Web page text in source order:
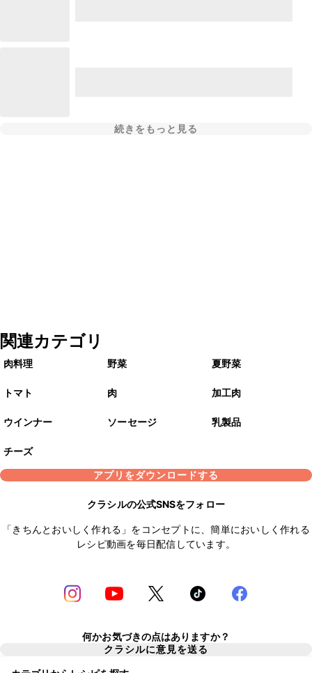
続きをもっと見る
関連カテゴリ
肉料理 野菜 夏野菜
トマト 肉 加工肉
ウインナー ソーセージ 乳製品
チーズ
アプリをダウンロードする
クラシルの公式SNSをフォロー
「きちんとおいしく作れる」をコンセプトに、簡単においしく作れる
レシピ動画を毎日配信しています。
何かお気づきの点はありますか？
クラシルに意見を送る